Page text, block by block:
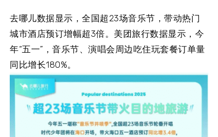
去哪儿数据显示，全国超23场音乐节，带动热门
城市酒店预订增幅超3倍。美团旅行数据显示，今
年“五一”，音乐节、演唱会周边吃住玩套餐订单量
同比增长180%。